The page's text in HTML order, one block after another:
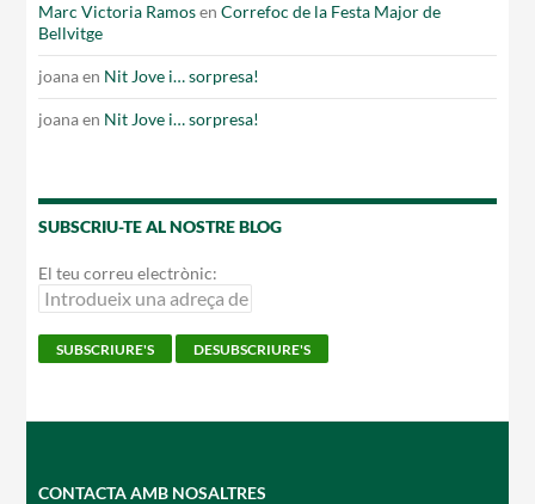
Marc Victoria RamosenCorrefoc de la Festa Major de
Bellvitge
joanaen Nit Jove i… sorpresa!
joanaen Nit Jove i… sorpresa!
SUBSCRIU-TE AL NOSTRE BLOG
El teu correu electrònic:
CONTACTA AMB NOSALTRES